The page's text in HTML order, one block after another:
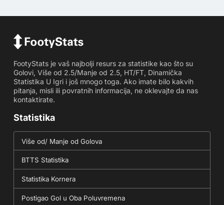
FootyStats je vaš najbolji resurs za statistike kao što su
Golovi, Više od 2.5/Manje od 2.5, HT/FT, Dinamička
Statistika U Igri i još mnogo toga. Ako imate bilo kakvih
pitanja, misli ili povratnih informacija, ne oklevajte da nas
kontaktirate.
Statistika
Više od/ Manje od Golova
BTTS Statistika
Statistika Kornera
Postigao Gol u Oba Poluvremena